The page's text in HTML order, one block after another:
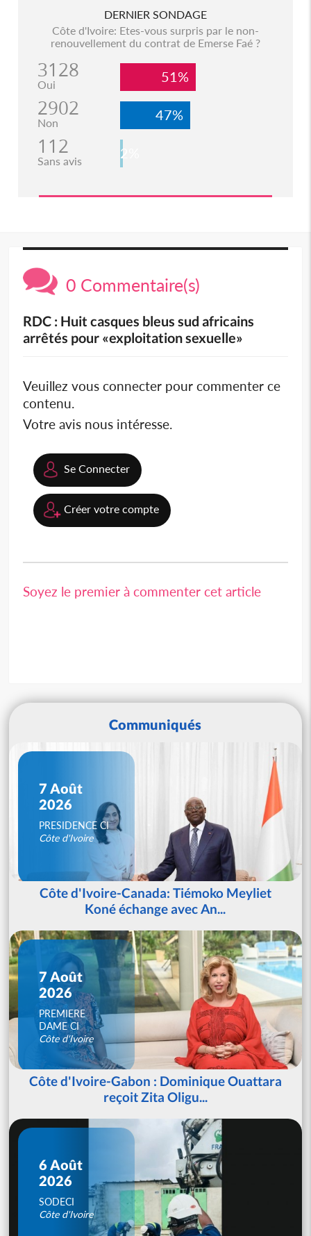
DERNIER SONDAGE
Côte d'Ivoire: Etes-vous surpris par le non-
renouvellement du contrat de Emerse Faé ?
3128
Oui 51%
2902
Non 47%
112
Sans avis 2%
0 Commentaire(s)
RDC : Huit casques bleus sud africains
arrêtés pour «exploitation sexuelle»
Veuillez vous connecter pour commenter ce
contenu.
Votre avis nous intéresse.
Se Connecter
Créer votre compte
Soyez le premier à commenter cet article
Communiqués
7 Août
2026
PRESIDENCE CI
Côte d'Ivoire
Côte d'Ivoire-Canada: Tiémoko Meyliet
Koné échange avec An...
7 Août
2026
PREMIERE
DAME CI
Côte d'Ivoire
Côte d'Ivoire-Gabon : Dominique Ouattara
reçoit Zita Oligu...
6 Août
2026
SODECI
Côte d'Ivoire